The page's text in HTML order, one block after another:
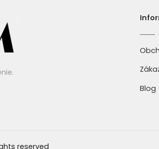
Blog
reserved